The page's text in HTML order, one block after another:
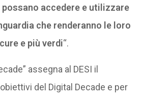
accedere e utilizzare
che renderanno le loro
e più verdi“.
assegna al DESI il
del Digital Decade e per